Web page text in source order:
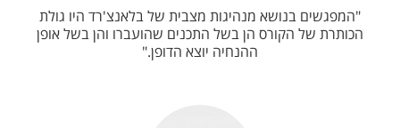
"המפגשים בנושא מנהיגות מצבית של בלאנצ'רד היו גולת
הכותרת של הקורס הן בשל התכנים שהועברו והן בשל אופן
ההנחיה יוצא הדופן."